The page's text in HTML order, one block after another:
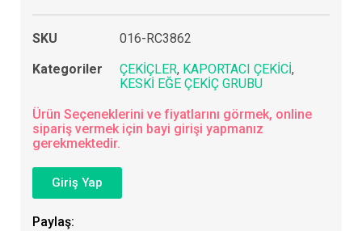
SKU
016-RC3862
Kategoriler
ÇEKİÇLER, KAPORTACI ÇEKİCİ,
KESKİ EĞE ÇEKİÇ GRUBU
Ürün Seçeneklerini ve fiyatlarını görmek, online
sipariş vermek için bayi girişi yapmanız
gerekmektedir.
Giriş Yap
Paylaş: